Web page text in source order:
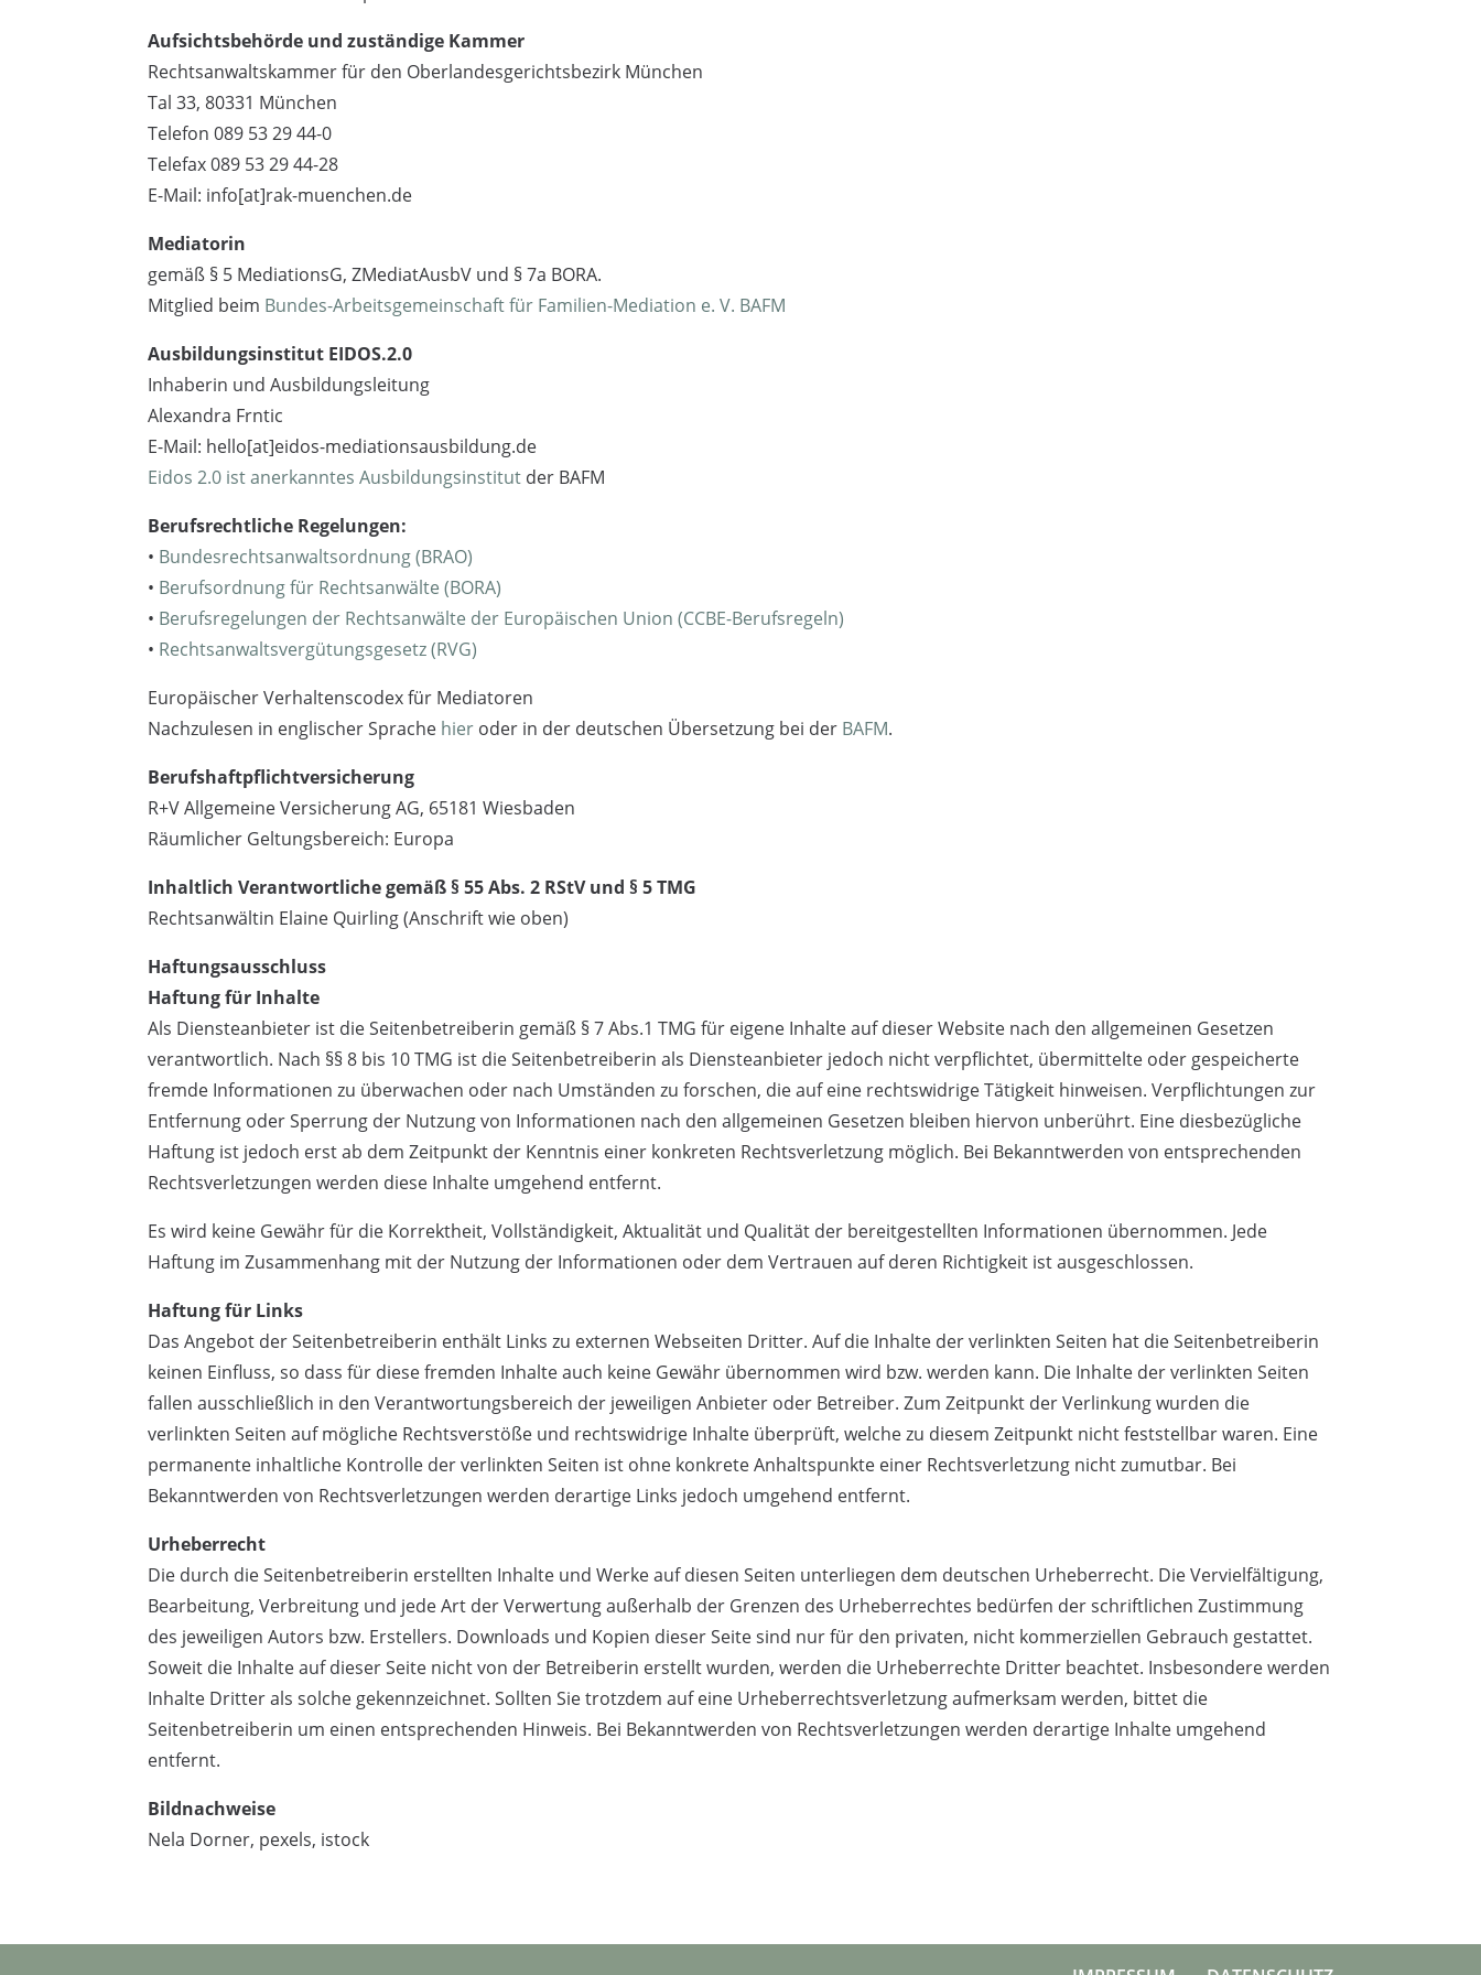
Aufsichtsbehörde und zuständige Kammer
Rechtsanwaltskammer für den Oberlandesgerichtsbezirk München
Tal 33, 80331 München
Telefon 089 53 29 44-0
Telefax 089 53 29 44-28
E-Mail: info[at]rak-muenchen.de
Mediatorin
gemäß § 5 MediationsG, ZMediatAusbV und § 7a BORA.
Mitglied beim Bundes-Arbeitsgemeinschaft für Familien-Mediation e. V. BAFM
Ausbildungsinstitut EIDOS.2.0
Inhaberin und Ausbildungsleitung
Alexandra Frntic
E-Mail: hello[at]eidos-mediationsausbildung.de
Eidos 2.0 ist anerkanntes Ausbildungsinstitut der BAFM
Berufsrechtliche Regelungen:
• Bundesrechtsanwaltsordnung (BRAO)
• Berufsordnung für Rechtsanwälte (BORA)
• Berufsregelungen der Rechtsanwälte der Europäischen Union (CCBE-Berufsregeln)
• Rechtsanwaltsvergütungsgesetz (RVG)
Europäischer Verhaltenscodex für Mediatoren
Nachzulesen in englischer Sprache hier oder in der deutschen Übersetzung bei der BAFM.
Berufshaftpflichtversicherung
R+V Allgemeine Versicherung AG, 65181 Wiesbaden
Räumlicher Geltungsbereich: Europa
Inhaltlich Verantwortliche gemäß § 55 Abs. 2 RStV und § 5 TMG
Rechtsanwältin Elaine Quirling (Anschrift wie oben)
Haftungsausschluss
Haftung für Inhalte
Als Diensteanbieter ist die Seitenbetreiberin gemäß § 7 Abs.1 TMG für eigene Inhalte auf dieser Website nach den allgemeinen Gesetzen
verantwortlich. Nach §§ 8 bis 10 TMG ist die Seitenbetreiberin als Diensteanbieter jedoch nicht verpflichtet, übermittelte oder gespeicherte
fremde Informationen zu überwachen oder nach Umständen zu forschen, die auf eine rechtswidrige Tätigkeit hinweisen. Verpflichtungen zur
Entfernung oder Sperrung der Nutzung von Informationen nach den allgemeinen Gesetzen bleiben hiervon unberührt. Eine diesbezügliche
Haftung ist jedoch erst ab dem Zeitpunkt der Kenntnis einer konkreten Rechtsverletzung möglich. Bei Bekanntwerden von entsprechenden
Rechtsverletzungen werden diese Inhalte umgehend entfernt.
Es wird keine Gewähr für die Korrektheit, Vollständigkeit, Aktualität und Qualität der bereitgestellten Informationen übernommen. Jede
Haftung im Zusammenhang mit der Nutzung der Informationen oder dem Vertrauen auf deren Richtigkeit ist ausgeschlossen.
Haftung für Links
Das Angebot der Seitenbetreiberin enthält Links zu externen Webseiten Dritter. Auf die Inhalte der verlinkten Seiten hat die Seitenbetreiberin
keinen Einfluss, so dass für diese fremden Inhalte auch keine Gewähr übernommen wird bzw. werden kann. Die Inhalte der verlinkten Seiten
fallen ausschließlich in den Verantwortungsbereich der jeweiligen Anbieter oder Betreiber. Zum Zeitpunkt der Verlinkung wurden die
verlinkten Seiten auf mögliche Rechtsverstöße und rechtswidrige Inhalte überprüft, welche zu diesem Zeitpunkt nicht feststellbar waren. Eine
permanente inhaltliche Kontrolle der verlinkten Seiten ist ohne konkrete Anhaltspunkte einer Rechtsverletzung nicht zumutbar. Bei
Bekanntwerden von Rechtsverletzungen werden derartige Links jedoch umgehend entfernt.
Urheberrecht
Die durch die Seitenbetreiberin erstellten Inhalte und Werke auf diesen Seiten unterliegen dem deutschen Urheberrecht. Die Vervielfältigung,
Bearbeitung, Verbreitung und jede Art der Verwertung außerhalb der Grenzen des Urheberrechtes bedürfen der schriftlichen Zustimmung
des jeweiligen Autors bzw. Erstellers. Downloads und Kopien dieser Seite sind nur für den privaten, nicht kommerziellen Gebrauch gestattet.
Soweit die Inhalte auf dieser Seite nicht von der Betreiberin erstellt wurden, werden die Urheberrechte Dritter beachtet. Insbesondere werden
Inhalte Dritter als solche gekennzeichnet. Sollten Sie trotzdem auf eine Urheberrechtsverletzung aufmerksam werden, bittet die
Seitenbetreiberin um einen entsprechenden Hinweis. Bei Bekanntwerden von Rechtsverletzungen werden derartige Inhalte umgehend
entfernt.
Bildnachweise
Nela Dorner, pexels, istock